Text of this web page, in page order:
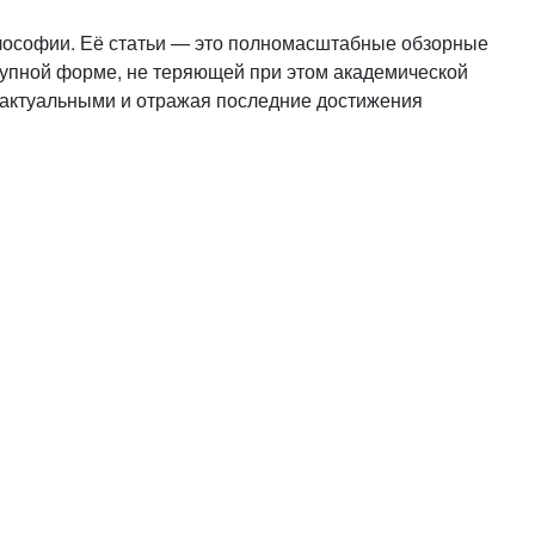
Её статьи — это полномасштабные обзорные
форме, не теряющей при этом академической
и отражая последние достижения